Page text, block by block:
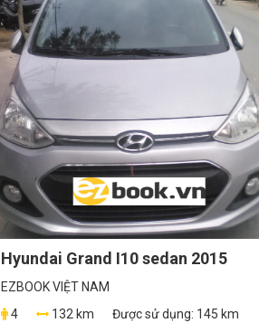
Hyundai Grand I10 sedan 2015
EZBOOK VIỆT NAM
4
132 km Được sử dụng: 145 km